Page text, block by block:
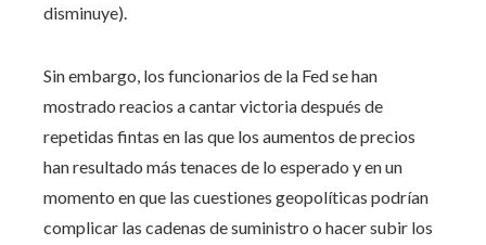
disminuye).
Sin embargo, los funcionarios de la Fed se han
mostrado reacios a cantar victoria después de
repetidas fintas en las que los aumentos de precios
han resultado más tenaces de lo esperado y en un
momento en que las cuestiones geopolíticas podrían
complicar las cadenas de suministro o hacer subir los